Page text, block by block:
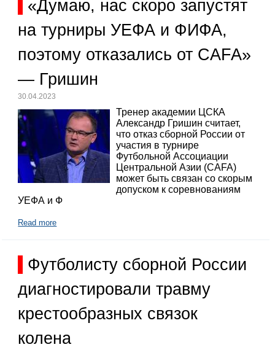
«Думаю, нас скоро запустят
на турниры УЕФА и ФИФА,
поэтому отказались от CAFA»
— Гришин
30.04.2023
Тренер академии ЦСКА
Александр Гришин считает,
что отказ сборной России от
участия в турнире
Футбольной Ассоциации
Центральной Азии (CAFA)
может быть связан со скорым
допуском к соревнованиям
УЕФА и Ф
Read more
Футболисту сборной России
диагностировали травму
крестообразных связок
колена